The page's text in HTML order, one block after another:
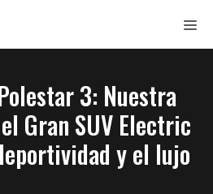
3: Nuestra
Gran SUV Electric
y el lujo